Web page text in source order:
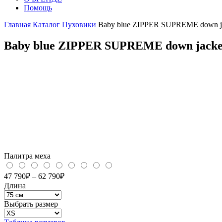
Помощь
Главная Каталог Пуховики Baby blue ZIPPER SUPREME down
Baby blue ZIPPER SUPREME down
Палитра меха
47 790₽ – 62 790₽
Длина
Выбрать размер